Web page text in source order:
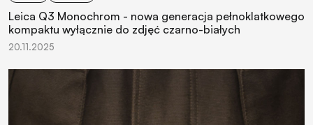
Leica Q3 Monochrom - nowa generacja pełnoklatkowego
kompaktu wyłącznie do zdjęć czarno-białych
20.11.2025